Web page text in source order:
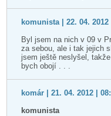
komunista | 22. 04. 2012
Byl jsem na nich v 09 v
za sebou, ale i tak jejich
jsem ještě neslyšel,
bych obojí . . .
komár | 21. 04. 2012 |
komunista